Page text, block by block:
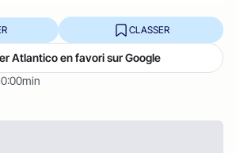
0:00min
CLASSER
Atlantico en favori sur Google